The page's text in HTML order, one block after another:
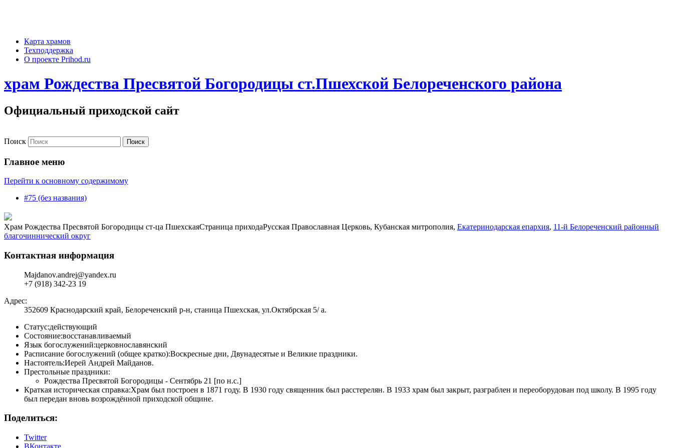
Карта храмов
Техподдержка
О проекте Prihod.ru
храм Рождества Пресвятой Богородицы ст.Пшехской Белореченского района
Официальный приходской сайт
Поиск
Главное меню
Перейти к основному содержимому
#75 (без названия)
Храм Рождества Пресвятой Богородицы ст-ца ПшехскаяСтраница приходаРусская Православная Церковь, Кубанская митрополия, Екатеринодарская епархия, 11-й Белореченский районный
благочиннический округ
Контактная информация
Majdanov.andrej@yandex.ru
+7 (918) 342-23 19
Адрес:
352609 Краснодарский край, Белореченский р-н, станица Пшехская, ул.Октябрская 5/ а.
Статус:действующий
Состояние:восстанавливаемый
Язык богослужений:церковнославянский
Расписание богослужений (общее кратко):Воскресные дни, Двунадесятые и Великие праздники.
Настоятель:Иерей Андрей Майданов.
Престольные праздники:
Рождества Пресвятой Богородицы - Сентябрь 21 [по н.с.]
Краткая историческая справка:Храм был построен в 1871 году. В 1930 году священник был расстерелян. В 1933 храм был закрыт, разграблен и переоборудован под школу. В 1995 году
был передан вновь возрождённой приходской общине.
Поделиться:
Twitter
ВКонтакте